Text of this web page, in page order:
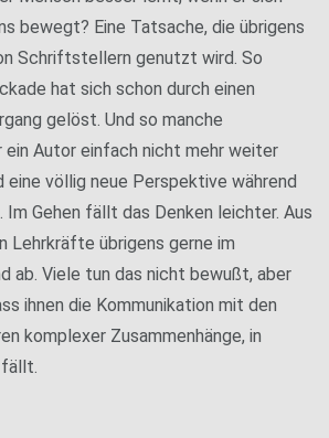
bewegt? Eine Tatsache, die übrigens
Schriftstellern genutzt wird. So
hat sich schon durch einen
gelöst. Und so manche
ein Autor einfach nicht mehr weiter
eine völlig neue Perspektive während
Im Gehen fällt das Denken leichter. Aus
Lehrkräfte übrigens gerne im
ab. Viele tun das nicht bewußt, aber
ihnen die Kommunikation mit den
komplexer Zusammenhänge, in
fällt.